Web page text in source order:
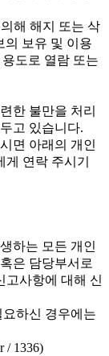
해 해지 또는 삭
의 보유 및 이용
도로 열람 또는
한 불만을 처리
고 있습니다.
면 아래의 개인
연락 주시기
하는 모든 개인
은 담당부서로
고사항에 대해 신
하신 경우에는
/ 1336)